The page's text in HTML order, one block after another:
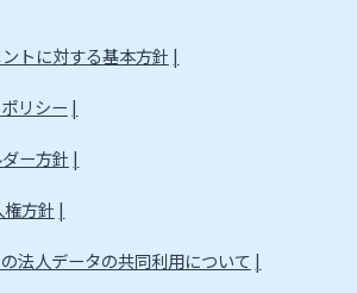
トに対する基本方針
リシー
ー方針
方針
法人データの共同利用について